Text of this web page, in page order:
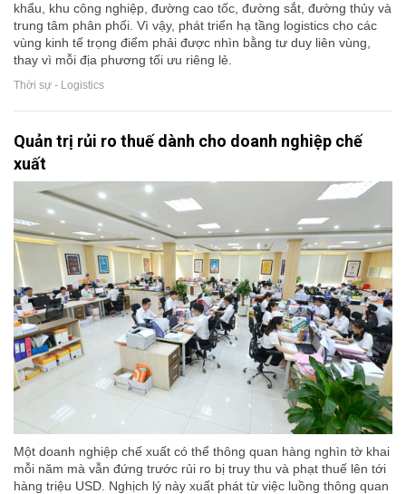
khẩu, khu công nghiệp, đường cao tốc, đường sắt, đường thủy và
trung tâm phân phối. Vì vậy, phát triển hạ tầng logistics cho các
vùng kinh tế trọng điểm phải được nhìn bằng tư duy liên vùng,
thay vì mỗi địa phương tối ưu riêng lẻ.
Thời sự - Logistics
Quản trị rủi ro thuế dành cho doanh nghiệp chế
xuất
Một doanh nghiệp chế xuất có thể thông quan hàng nghìn tờ khai
mỗi năm mà vẫn đứng trước rủi ro bị truy thu và phạt thuế lên tới
hàng triệu USD. Nghịch lý này xuất phát từ việc luồng thông quan